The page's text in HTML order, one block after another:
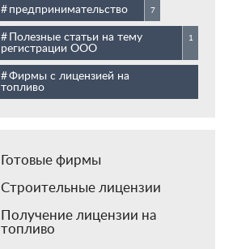
предпринимательство 7
Полезные статьи на тему
регистрации ООО
1
Фирмы с лицензией на
топливо
Готовые фирмы
Строительные лицензии
Получение лицензии на
топливо